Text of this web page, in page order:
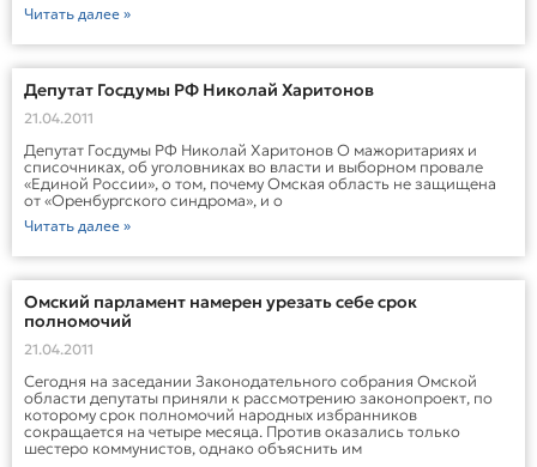
Читать далее »
Депутат Госдумы РФ Николай Харитонов
21.04.2011
Депутат Госдумы РФ Николай Харитонов О мажоритариях и
списочниках, об уголовниках во власти и выборном провале
«Единой России», о том, почему Омская область не защищена
от «Оренбургского синдрома», и о
Читать далее »
Омский парламент намерен урезать себе срок
полномочий
21.04.2011
Сегодня на заседании Законодательного собрания Омской
области депутаты приняли к рассмотрению законопроект, по
которому срок полномочий народных избранников
сокращается на четыре месяца. Против оказались только
шестеро коммунистов, однако объяснить им